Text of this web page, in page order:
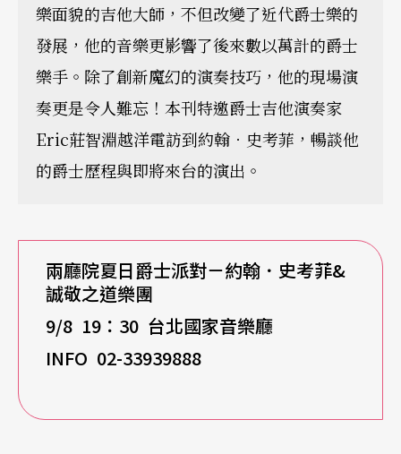
樂面貌的吉他大師，不但改變了近代爵士樂的
發展，他的音樂更影響了後來數以萬計的爵士
樂手。除了創新魔幻的演奏技巧，他的現場演
奏更是令人難忘！本刊特邀爵士吉他演奏家
Eric莊智淵越洋電訪到約翰．史考菲，暢談他
的爵士歷程與即將來台的演出。
兩廳院夏日爵士派對－約翰．史考菲&
誠敬之道樂團
9/8 19 ： 30 台北國家音樂廳
INFO 02-33939888